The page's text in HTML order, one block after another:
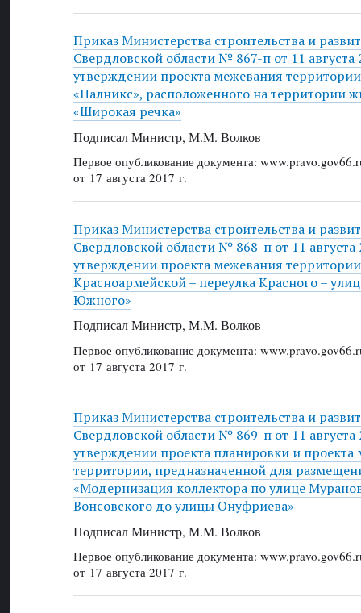
Приказ Министерства строительства и
Свердловской области № 867-п от 11 августа
утверждении проекта межевания
«Палникс», расположенного на территории
«Широкая речка»
Подписал Министр, М.М. Волков
Первое опубликование документа:
от 17 августа 2017 г.
Приказ Министерства строительства и
Свердловской области № 868-п от 11 августа
утверждении проекта межевания
Красноармейской – переулка Красного –
Южного»
Подписал Министр, М.М. Волков
Первое опубликование документа:
от 17 августа 2017 г.
Приказ Министерства строительства и
Свердловской области № 869-п от 11 августа
утверждении проекта планировки и проекта
территории, предназначенной для
«Модернизация коллектора по улице
Вонсовского до улицы Онуфриева»
Подписал Министр, М.М. Волков
Первое опубликование документа:
от 17 августа 2017 г.